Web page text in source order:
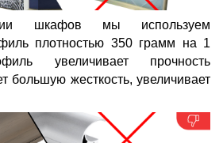
шкафов мы используем
плотностью 350 грамм на 1
увеличивает прочность
большую жесткость, увеличивает